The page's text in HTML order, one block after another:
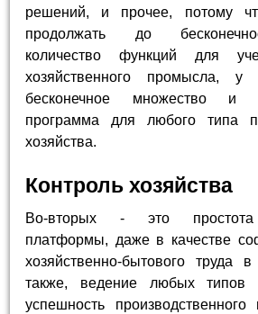
решений, и прочее, потому
продолжать до
количество функций для
хозяйственного промысла,
бесконечное множество и
программа для любого типа
хозяйства.
Контроль хозяйства
Во-вторых - это простота
платформы, даже в качестве
хозяйственно-бытового труда
также, ведение любых типов
успешность